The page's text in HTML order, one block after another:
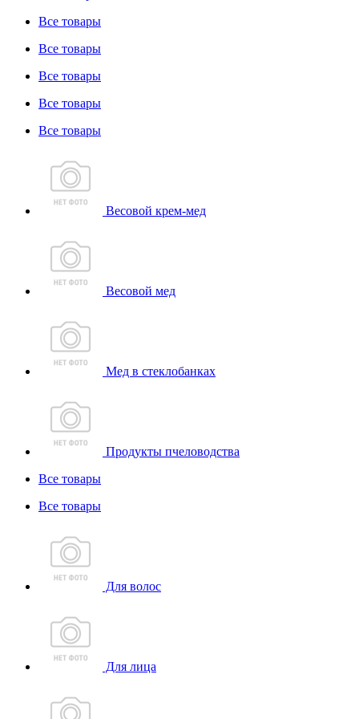
Все товары
Все товары
Все товары
Все товары
Все товары
Весовой крем-мед
Весовой мед
Мед в стеклобанках
Продукты пчеловодства
Все товары
Все товары
Для волос
Для лица